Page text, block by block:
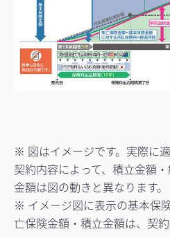
※ 図はイメージです。実際に
契約内容によって、積立金額
金額は図の動きと異なります。
※ イメージ図に表⽰の基本保
亡保険⾦額・積⽴⾦額は、契